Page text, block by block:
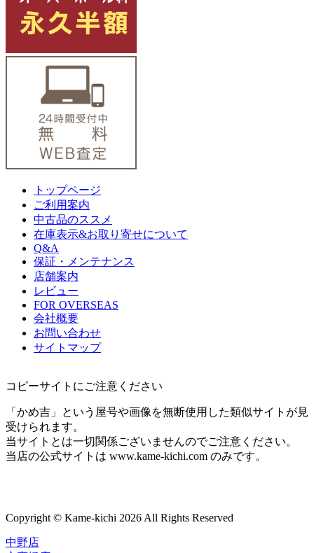
トップページ
ご利用案内
中古品のススメ
在庫表示&お取り寄せについて
Q&A
保証・メンテナンス
店舗案内
レビュー
FOR OVERSEAS
会社概要
お問い合わせ
サイトマップ
コピーサイトにご注意ください
「かめ吉」という屋号や画像を無断使用した類似サイトが見
受けられます。
当サイトとは一切関係ございませんのでご注意ください。
当店の公式サイトは www.kame-kichi.com のみです。
Copyright © Kame-kichi 2026 All Rights Reserved
中野店